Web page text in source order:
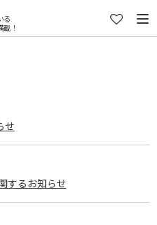
る
！
せ
するお知らせ